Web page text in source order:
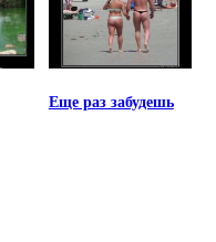
Еще раз забудешь